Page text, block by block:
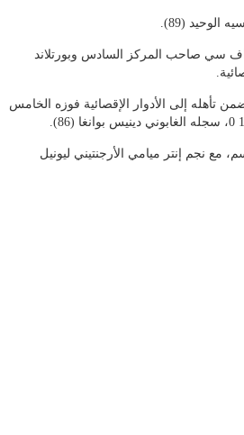
(89).
سي صاحب المركز السادس وبورتلاند
إلى الأدوار الإقصائية فوزه الخامس
الـ 24 هذا الموسم، مع نجم إنتر ميامي الأرجنتيني ليونيل